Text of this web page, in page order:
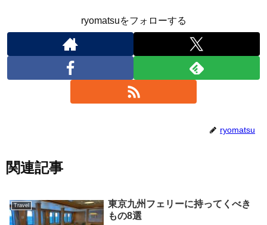
ryomatsuをフォローする
ryomatsu
関連記事
Travel
東京九州フェリーに持ってくべき
もの8選